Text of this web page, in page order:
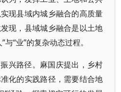
现县域内城乡融合的高质量
现，县域城乡融合是以土地
“业”的复杂动态过程。
兴路径。麻国庆提出，乡村
化的实践路径，需要结合地